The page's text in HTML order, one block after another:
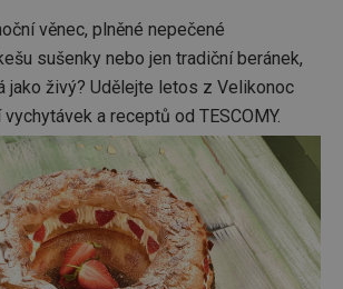
věnec, plněné nepečené
sušenky nebo jen tradiční beránek,
jako živý? Udělejte letos z Velikonoc
a receptů od TESCOMY.